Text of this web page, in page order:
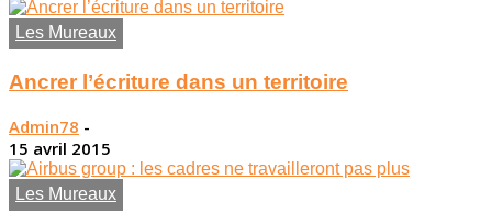
Les Mureaux
Ancrer l’écriture dans un territoire
Admin78 -
15 avril 2015
Les Mureaux